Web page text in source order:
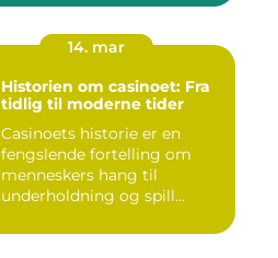
14. mar
Historien om casinoet: Fra
tidlig til moderne tider
Casinoets historie er en
fengslende fortelling om
menneskers hang til
underholdning og spill